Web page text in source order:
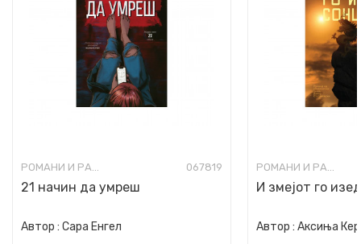
РОМАНИ И РАСКАЗИ ЗА МЛАДИ 067819
21 начин да умреш
Автор : Сара Енгел
РОМАНИ И РАСКАЗИ ЗА МЛАДИ
И змеjот го
Автор : Аксиња